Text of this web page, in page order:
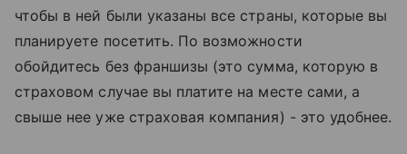
чтобы в ней были указаны все страны, которые вы
планируете посетить. По возможности
обойдитесь без франшизы (это сумма, которую в
страховом случае вы платите на месте сами, а
свыше нее уже страховая компания) - это удобнее.